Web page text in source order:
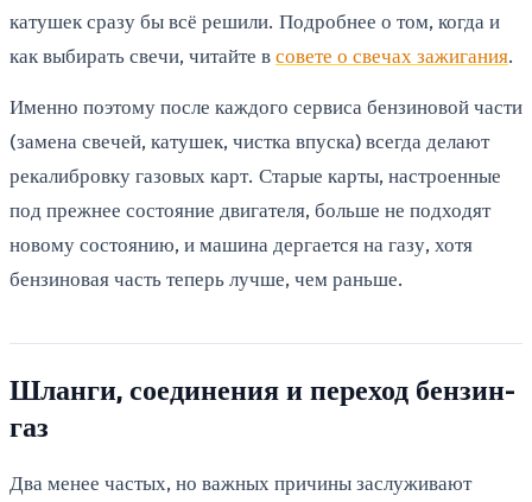
катушек сразу бы всё решили. Подробнее о том, когда и
как выбирать свечи, читайте всовете о свечах зажигания.
Именно поэтому после каждого сервиса бензиновой части
(замена свечей, катушек, чистка впуска) всегда делают
рекалибровку газовых карт. Старые карты, настроенные
под прежнее состояние двигателя, больше не подходят
новому состоянию, и машина дергается на газу, хотя
бензиновая часть теперь лучше, чем раньше.
Шланги, соединения и переход бензин-
газ
Два менее частых, но важных причины заслуживают